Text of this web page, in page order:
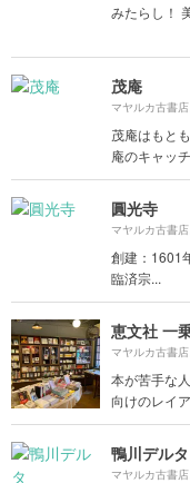
みたらし！
茂庵
マヤルカ古書
茂庵はもと
庵のキャッ
圓光寺
マヤルカ古書
創建：1601
臨済宗...
恵文社 一
マヤルカ古書
本が苦手な
向けのレイ
鴨川デルタ
マヤルカ古書